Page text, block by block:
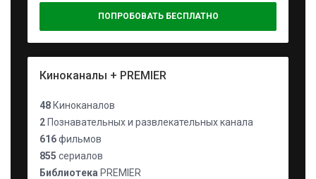
ПОПРОБОВАТЬ БЕСПЛАТНО
Киноканалы + PREMIER
48 Киноканалов
2 Познавательных и развлекательных канала
616фильмов
855 сериалов
Библиотека PREMIER